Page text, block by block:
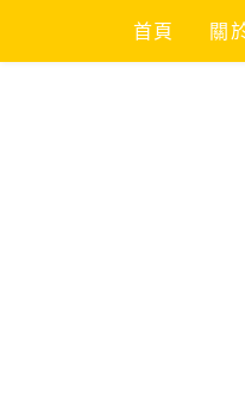
content
首頁 關